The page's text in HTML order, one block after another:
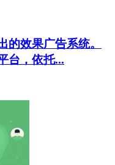
的效果广告系统。
台，依托...